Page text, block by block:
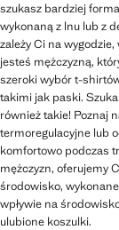
szukasz bardziej
wykonaną z lnu lub z
zależy Ci na
jesteś mężczyzną,
szeroki wybór t-
takimi jak paski.
również takie! Poznaj
termoregulacyjne lub
komfortowo podczas
mężczyzn, oferujemy
środowisko,
wpływie na
ulubione koszulki.